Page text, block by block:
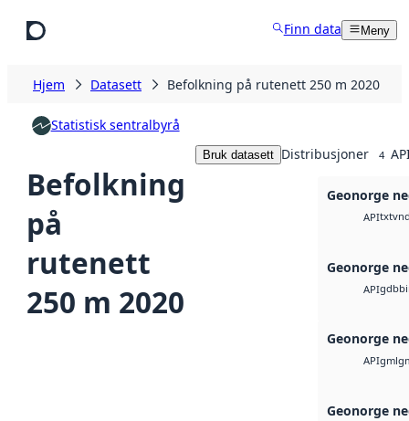
Finn data Meny
Hjem Datasett Befolkning på rutenett 250 m 2020
Statistisk sentralbyrå
Befolkning
på
rutenett
250 m 2020
Bruk datasett Distribusjoner 4
Geonorge
APItxt
Geonorge
APIgdb
Geonorge
APIgml
Geonorge